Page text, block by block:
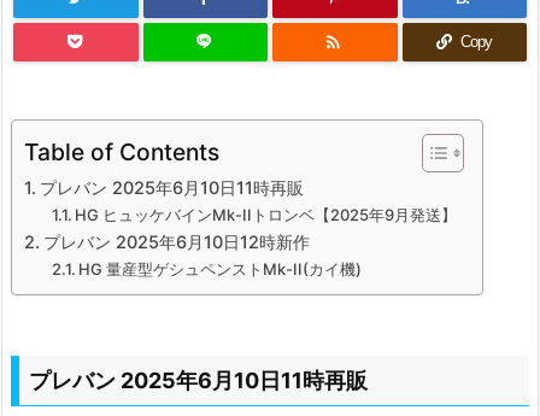
 Copy
Table of Contents
プレバン 2025年6月10日11時再販
HG ヒュッケバインMk-IIトロンベ【2025年9月発送】
プレバン 2025年6月10日12時新作
HG 量産型ゲシュペンストMk-II(カイ機)
プレバン 2025年6月10日11時再販